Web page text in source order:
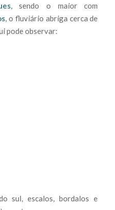
, sendo o maior com
, o fluviário abriga cerca de
pode observar:
sul, escalos, bordalos e